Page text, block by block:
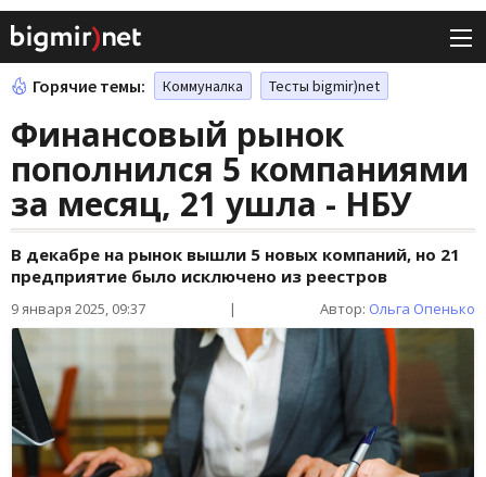
Горячие темы: Коммуналка Тесты bigmir)net
Финансовый рынок
пополнился 5 компаниями
за месяц, 21 ушла - НБУ
В декабре на рынок вышли 5 новых компаний, но 21
предприятие было исключено из реестров
9 января 2025, 09:37 | Автор: Ольга Опенько